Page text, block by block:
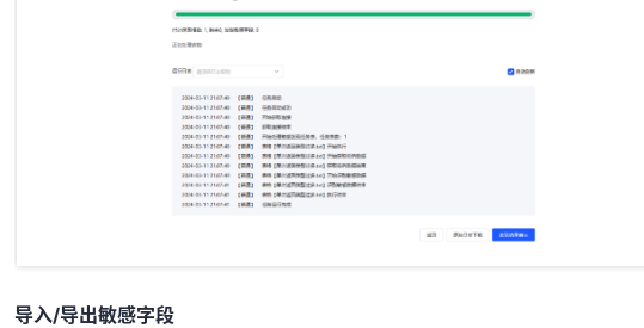
1.使用系统管理员登录数据脱敏实例。
2.在左侧导航栏选择“敏感数据发现 > 结构化发现 ”，进入“结构化发现”页面。
4.单击页面右上角的“导入”或“导出”按钮即可导入/导出敏感字段。
导入/导出敏感字段